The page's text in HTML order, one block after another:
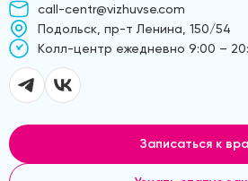
call-centr@vizhuvse.com
Подольск, пр-т Ленина, 150/54
Kолл-центр ежедневно 9:00 –
Записаться к